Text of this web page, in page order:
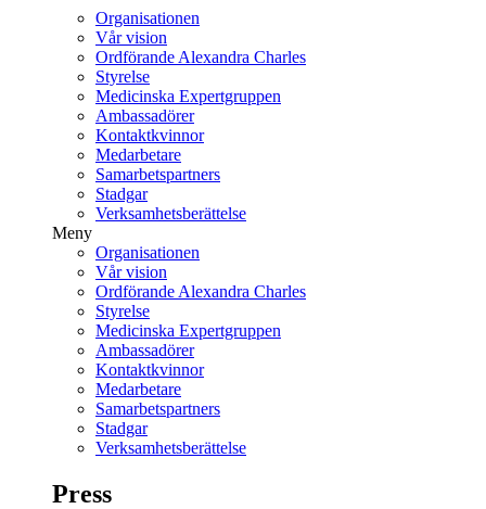
Organisationen
Vår vision
Ordförande Alexandra Charles
Styrelse
Medicinska Expertgruppen
Ambassadörer
Kontaktkvinnor
Medarbetare
Samarbetspartners
Stadgar
Verksamhetsberättelse
Meny
Organisationen
Vår vision
Ordförande Alexandra Charles
Styrelse
Medicinska Expertgruppen
Ambassadörer
Kontaktkvinnor
Medarbetare
Samarbetspartners
Stadgar
Verksamhetsberättelse
Press